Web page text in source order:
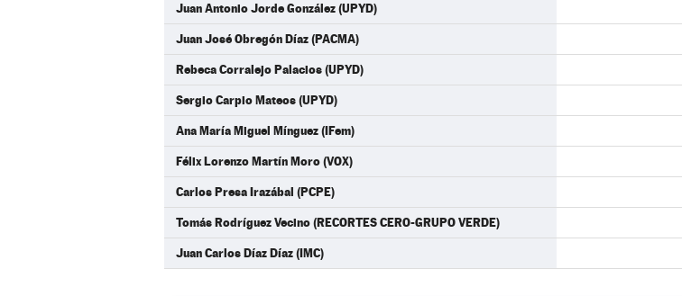
Juan Antonio Jorde González (UPYD)
Juan José Obregón Díaz (PACMA)
Rebeca Corralejo Palacios (UPYD)
Sergio Carpio Mateos (UPYD)
Ana María Miguel Mínguez (IFem)
Félix Lorenzo Martín Moro (VOX)
Carlos Presa Irazábal (PCPE)
Tomás Rodríguez Vecino (RECORTES CERO-GRUPO VERDE)
Juan Carlos Díaz Díaz (IMC)